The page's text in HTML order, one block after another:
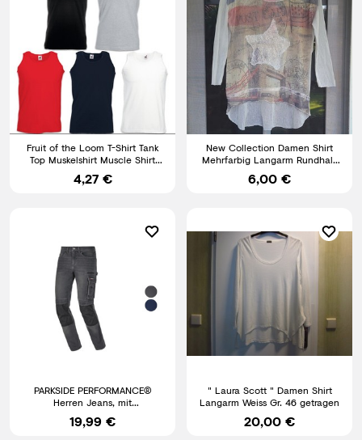
Fruit of the Loom T-Shirt Tank
Top Muskelshirt Muscle Shirt
Herren Shirt S - 5XL
4,27 €
New Collection Damen Shirt
Mehrfarbig Langarm Rundhals
Pailletten Sterne Gr. S/M
6,00 €
PARKSIDE PERFORMANCE®
Herren Jeans, mit
Knieverstärkung
19,99 €
" Laura Scott " Damen Shirt
Langarm Weiss Gr. 46 getragen
20,00 €